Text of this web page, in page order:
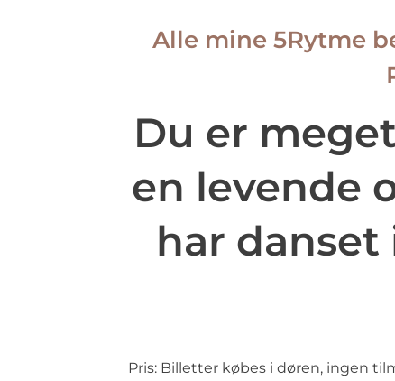
Alle mine 5Rytme
Du er
en levende
har danset
Pris: Billetter købes i døren, ingen